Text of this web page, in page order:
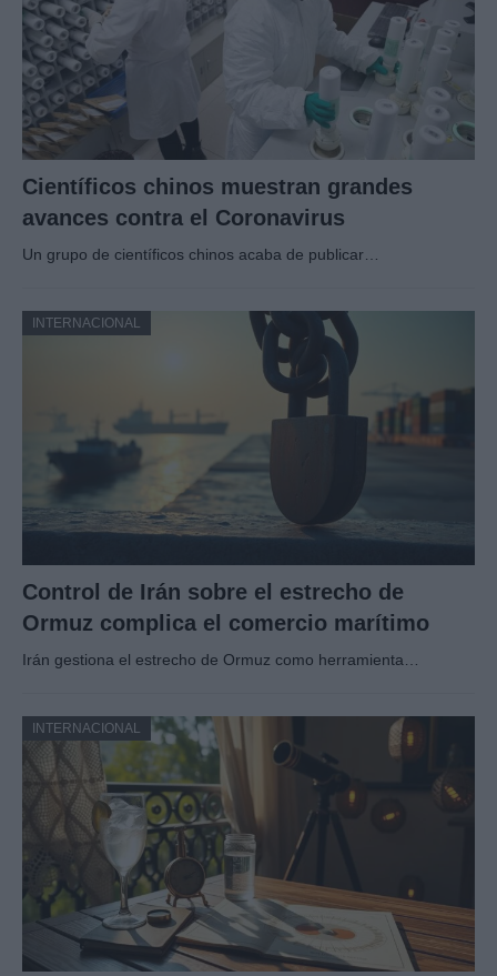
Científicos chinos muestran grandes
avances contra el Coronavirus
Un grupo de científicos chinos acaba de publicar…
INTERNACIONAL
Control de Irán sobre el estrecho de
Ormuz complica el comercio marítimo
Irán gestiona el estrecho de Ormuz como herramienta…
INTERNACIONAL